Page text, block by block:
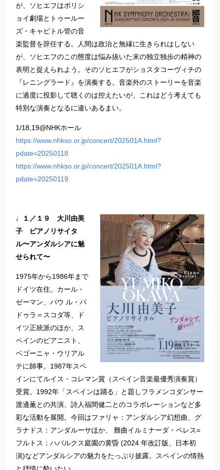
が、ソヒエフはボリシ
ョイ劇場とトゥールー
ズ・キャピトル管の音
楽監督を辞任する。人間は政治と無縁に生きられはしない
が、ソヒエフのこの態度は悩み抜いた末の独立独歩の精神の
表明と捉えられよう。そのソヒエフがショスタコーヴィチの
『レニングラード』を演奏する。音楽外のストーリーを音楽
に過度に投影して聴くのは控えたいが、これはどう考えても
特別な演奏となるに違いあるまい。
1/18,19@NHKホール
https://www.nhkso.or.jp/concert/202501A.html?
pdate=20250118
https://www.nhkso.or.jp/concert/202501A.html?
pdate=20250119
♩１／１９ 大川由美
子 ピアノリサイタ
ル〜アンダルシアに魅
せられて〜
1975年から1986年まで
ドイツ在住。カール・
ゼーマン、パウ ル・バ
ドゥラ＝スコダ等、ド
イツ正統派のほか、ス
ペインのピアニスト、
ベゴーニャ・ウリアル
テに師事。1987年スペ
インにてルイス・コレマン賞（スペイン音楽最優秀演奏賞）
受賞。1992年「スペインは踊る」と題しフラメンコダンサー
渡邊薫との共演、詩人福間健二とのコラボレーションなど多
彩な活動を展開。今回はファリャ：アンダルシア幻想曲、グ
ラナドス：アンダルーサほか、 難曲イルミナーダ・ペレス=
フルトス：ハバルクス庭園の黄昏 (2024 年改訂版、日本初
演)などアンダルシアの魅力をたっぷり披露。スペインの情熱